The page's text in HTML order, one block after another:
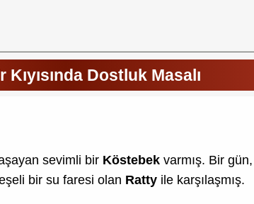
Kıyısında Dostluk Masalı
sevimli bir Köstebek varmış. Bir
bir su faresi olan Ratty ile karşılaşmış.